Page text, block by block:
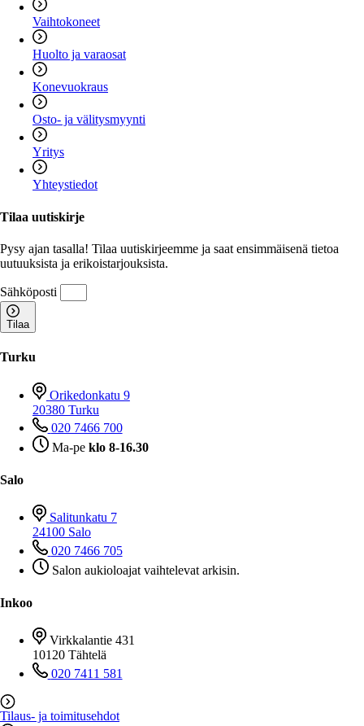
Vaihtokoneet
Huolto ja varaosat
Konevuokraus
Osto- ja välitysmyynti
Yritys
Yhteystiedot
Tilaa uutiskirje
Pysy ajan tasalla! Tilaa uutiskirjeemme ja saat ensimmäisenä tietoa
uutuuksista ja erikoistarjouksista.
Sähköposti
Tilaa
Turku
Orikedonkatu 9
20380 Turku
020 7466 700
Ma-peklo 8-16.30
Salo
Salitunkatu 7
24100 Salo
020 7466 705
Salon aukioloajat vaihtelevat arkisin.
Inkoo
Virkkalantie 431
10120 Tähtelä
020 7411 581
Tilaus- ja toimitusehdot